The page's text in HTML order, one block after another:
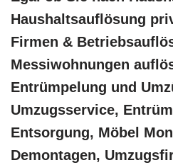
Haushaltsauflösung
Firmen &
Messiwohnungen
Entrümpelung und
Umzugsservice,
Entsorgung, Möbel
Demontagen,